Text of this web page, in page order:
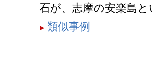
石が、志摩の安楽島
類似事例